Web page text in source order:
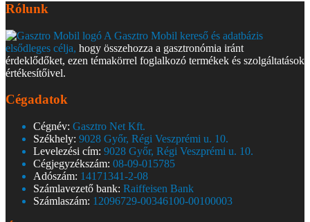
Rólunk
A Gasztro Mobil kereső és adatbázis
elsődleges célja, hogy összehozza a gasztronómia iránt
érdeklődőket, ezen témakörrel foglalkozó termékek és szolgáltatások
értékesítőivel.
Cégadatok
Cégnév: Gasztro Net Kft.
Székhely: 9028 Győr, Régi Veszprémi u. 10.
Levelezési cím: 9028 Győr, Régi Veszprémi u. 10.
Cégjegyzékszám: 08-09-015785
Adószám: 14171341-2-08
Számlavezető bank: Raiffeisen Bank
Számlaszám: 12096729-00346100-00100003